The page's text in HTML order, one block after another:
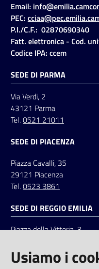
Seguici
su
Email:
PEC:
P.I./C.F.: 02870690340
Fatt. elettronica - Cod.
Codice IPA: ccem
SEDE DI PARMA
Via Verdi, 2
43121 Parma
Tel.0521 21011
SEDE DI PIACENZA
Piazza Cavalli, 35
29121 Piacenza
Tel.0523 3861
SEDE DI REGGIO EMILIA
Piazza della Vittoria, 3
Tel.0522 7961
Usiamo i